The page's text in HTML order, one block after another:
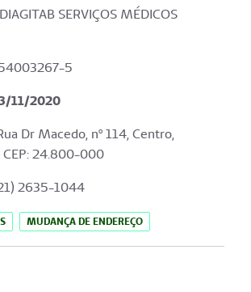
DIAGITAB SERVIÇOS MÉDICOS
5
/11/2020
Dr Macedo, nº 114, Centro,
CEP: 24.800-000
2635-1044
MUDANÇA DE ENDEREÇO